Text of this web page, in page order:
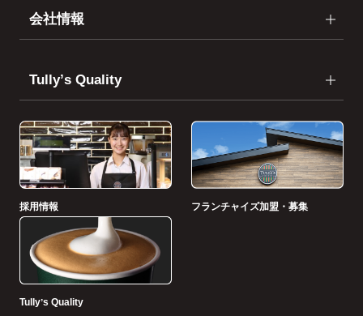
会社情報
Tullyʼs Quality
採用情報 フランチャイズ加盟・募集
Tullyʼs Quality